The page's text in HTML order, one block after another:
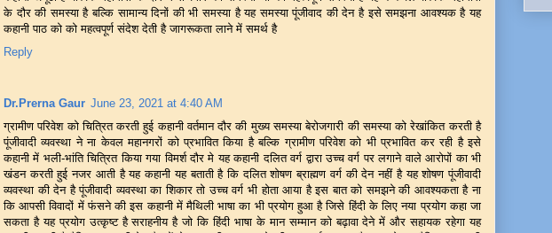
के दौर की समस्या है बल्कि सामान्य दिनों की भी समस्या है यह समस्या पूंजीवाद की देन है इसे समझना आवश्यक है यह
कहानी पाठ को को महत्वपूर्ण संदेश देती है जागरूकता लाने में समर्थ है
Reply
Dr.Prerna Gaur June 23, 2021 at 4:40 AM
ग्रामीण परिवेश को चित्रित करती हुई कहानी वर्तमान दौर की मुख्य समस्या बेरोजगारी की समस्या को रेखांकित करती है
पूंजीवादी व्यवस्था ने ना केवल महानगरों को प्रभावित किया है बल्कि ग्रामीण परिवेश को भी प्रभावित कर रही है इसे
कहानी में भली-भांति चित्रित किया गया विमर्श दौर मे यह कहानी दलित वर्ग द्वारा उच्च वर्ग पर लगाने वाले आरोपों का भी
खंडन करती हुई नजर आती है यह कहानी यह बताती है कि दलित शोषण ब्राह्मण वर्ग की देन नहीं है यह शोषण पूंजीवादी
व्यवस्था की देन है पूंजीवादी व्यवस्था का शिकार तो उच्च वर्ग भी होता आया है इस बात को समझने की आवश्यकता है ना
कि आपसी विवादों में फंसने की इस कहानी में मैथिली भाषा का भी प्रयोग हुआ है जिसे हिंदी के लिए नया प्रयोग कहा जा
सकता है यह प्रयोग उत्कृष्ट है सराहनीय है जो कि हिंदी भाषा के मान सम्मान को बढ़ावा देने में और सहायक रहेगा यह